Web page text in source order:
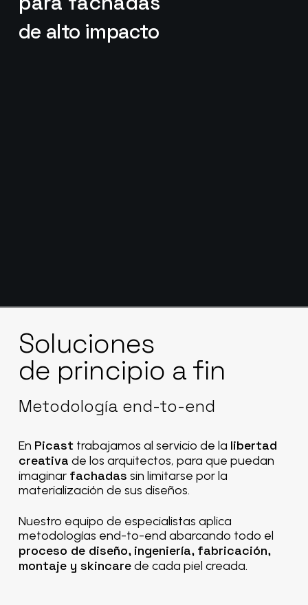
de alto impacto
Soluciones
de principio a fin
Metodología end-to-end
En Picast trabajamos al servicio de la libertad
creativa de los arquitectos, para que puedan
imaginar fachadas sin limitarse por la
materialización de sus diseños.
Nuestro equipo de especialistas aplica
metodologías end-to-end abarcando todo el
proceso de diseño, ingeniería, fabricación,
montaje y skincarede cada piel creada.